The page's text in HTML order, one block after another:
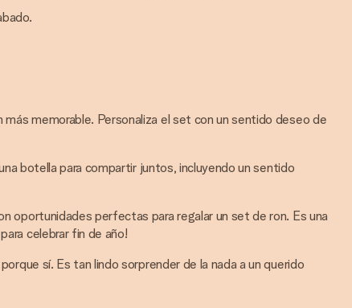
memorable. Personaliza el set con un sentido deseo de
botella para compartir juntos, incluyendo un sentido
oportunidades perfectas para regalar un set de ron. Es una
celebrar fin de año!
sí. Es tan lindo sorprender de la nada a un querido